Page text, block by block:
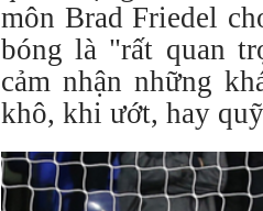
môn Brad Friedel
bóng là "rất quan
cảm nhận những
khô, khi ướt, hay